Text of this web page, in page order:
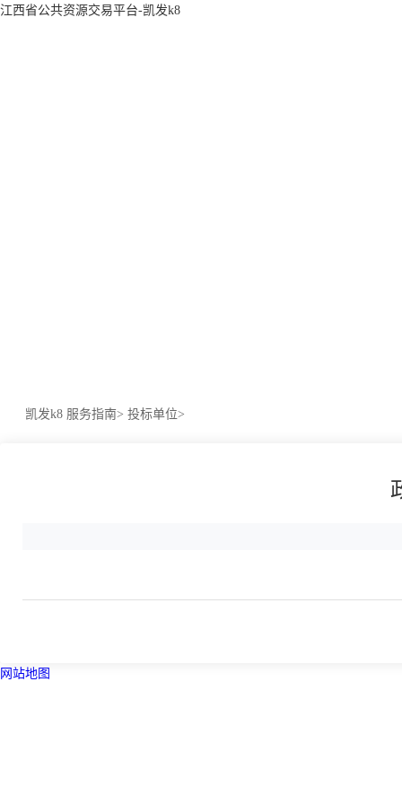
江西省公共资源交易平台-凯发k8
凯发k8 服务指南> 投标单位>
网站地图